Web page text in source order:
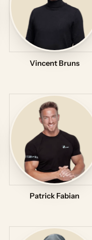
Vincent Bruns
Patrick Fabian